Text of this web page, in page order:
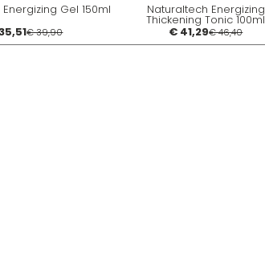
Gel 150ml
€ 39,90
Naturaltech Energizing
Thickening Tonic 100ml
€ 41,29€ 46,40